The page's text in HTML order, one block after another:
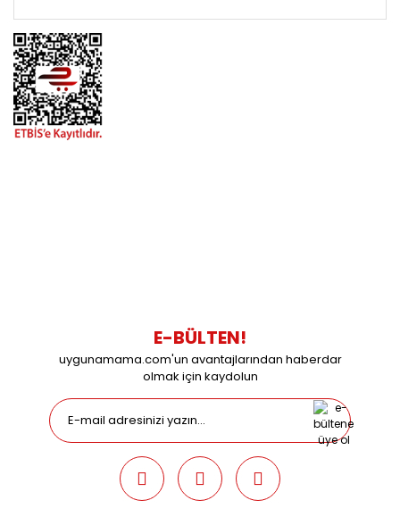
E-BÜLTEN!
uygunamama.com'un avantajlarından haberdar
olmak için kaydolun